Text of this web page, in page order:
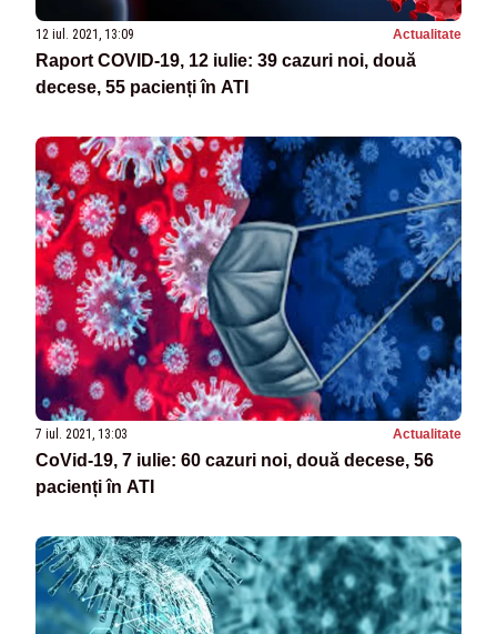
12 iul. 2021, 13:09 Actualitate
Raport COVID-19, 12 iulie: 39 cazuri noi, două
decese, 55 pacienți în ATI
7 iul. 2021, 13:03 Actualitate
CoVid-19, 7 iulie: 60 cazuri noi, două decese, 56
pacienți în ATI